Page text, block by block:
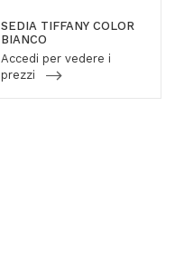
SEDIA TIFFANY COLOR
BIANCO
Accedi per vedere i
prezzi